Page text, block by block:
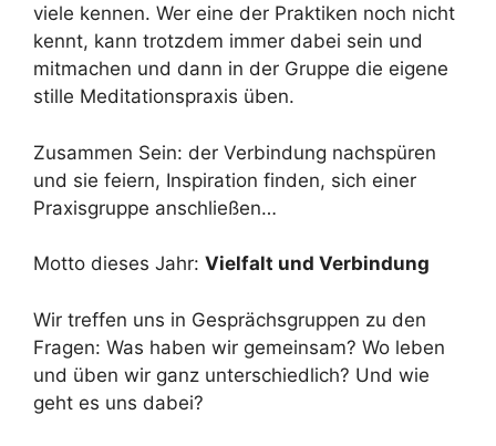
viele kennen. Wer eine der Praktiken noch nicht
kennt, kann trotzdem immer dabei sein und
mitmachen und dann in der Gruppe die eigene
stille Meditationspraxis üben.
Zusammen Sein: der Verbindung nachspüren
und sie feiern, Inspiration finden, sich einer
Praxisgruppe anschließen…
Motto dieses Jahr: Vielfalt und Verbindung
Wir treffen uns in Gesprächsgruppen zu den
Fragen: Was haben wir gemeinsam? Wo leben
und üben wir ganz unterschiedlich? Und wie
geht es uns dabei?